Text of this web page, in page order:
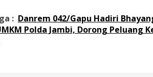
: Danrem 042/Gapu Hadiri
Polda Jambi, Dorong Peluang